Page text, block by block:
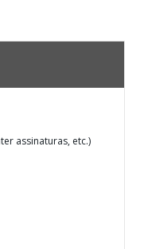
assinaturas, etc.)